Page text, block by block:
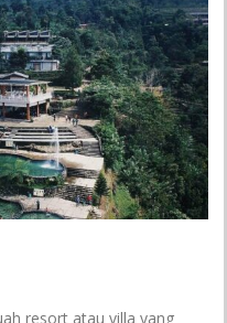
resort atau villa yang